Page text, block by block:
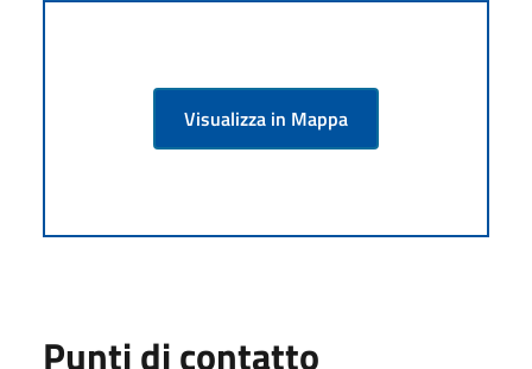
Visualizza in Mappa
Punti di contatto